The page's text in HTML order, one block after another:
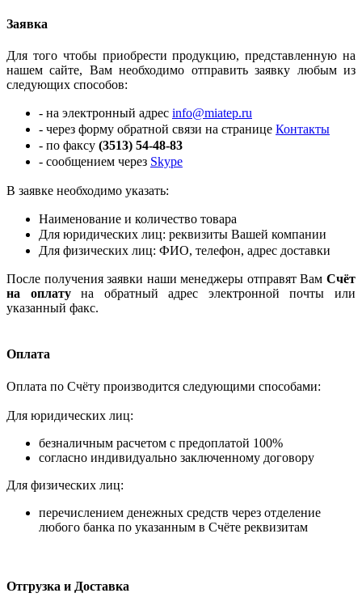
Заявка
Для того чтобы приобрести продукцию, представленную на
нашем сайте, Вам необходимо отправить заявку любым из
следующих способов:
- на электронный адрес info@miatep.ru
- через форму обратной связи на странице Контакты
- по факсу (3513) 54-48-83
- сообщением через Skype
В заявке необходимо указать:
Наименование и количество товара
Для юридических лиц: реквизиты Вашей компании
Для физических лиц: ФИО, телефон, адрес доставки
После получения заявки наши менеджеры отправят Вам Счёт
на оплатуна обратный адрес электронной почты или
указанный факс.
Оплата
Оплата по Счёту производится следующими способами:
Для юридических лиц:
безналичным расчетом с предоплатой 100%
согласно индивидуально заключенному договору
Для физических лиц:
перечислением денежных средств через отделение
любого банка по указанным в Счёте реквизитам
Отгрузка и Доставка